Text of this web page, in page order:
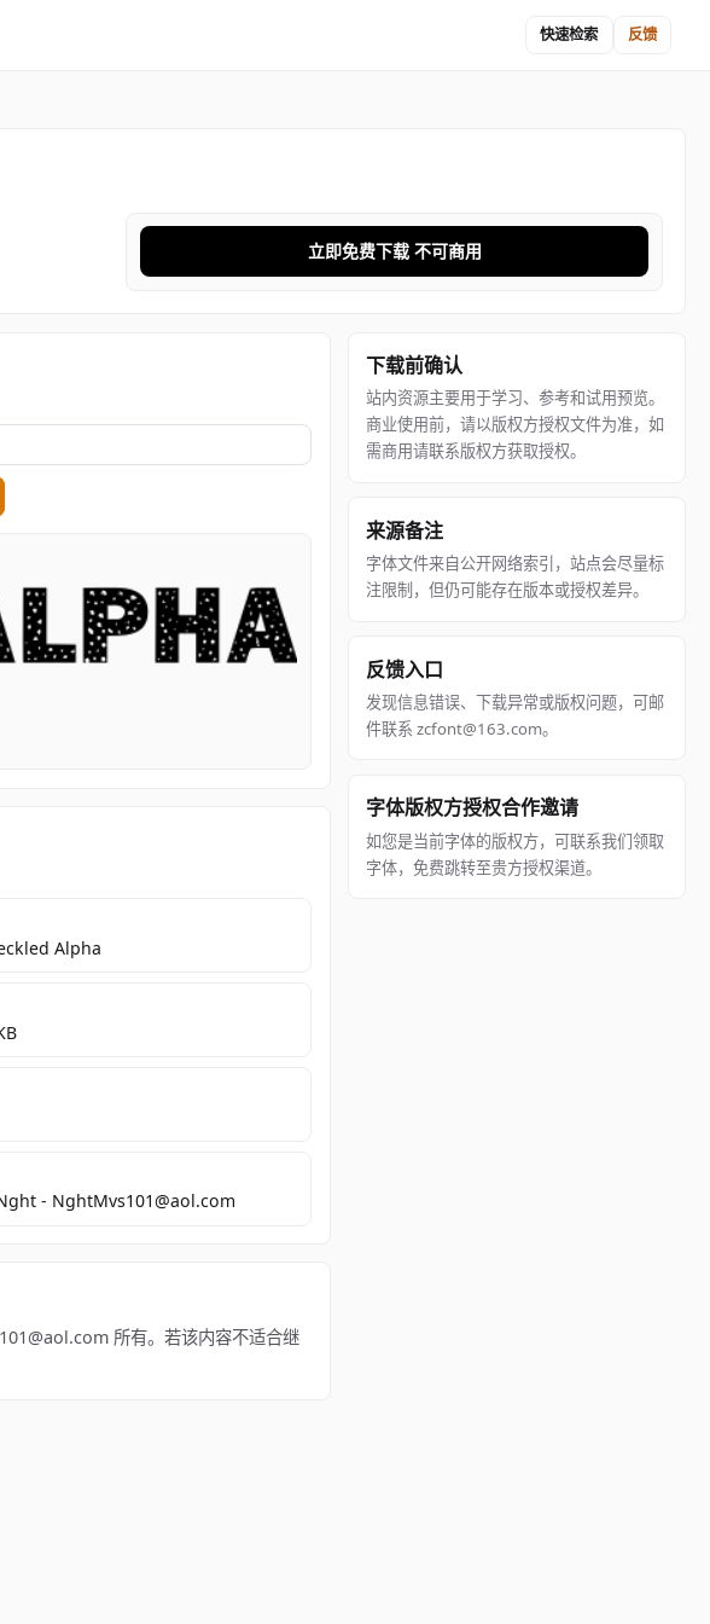
快速检索 反馈
立即免费下载 不可商用
Alpha
- NghtMvs101@aol.com
所有。若该内容不适合继
下载前确认
站内资源主要用于学习、参考和试用预览。
商业使用前，请以版权方授权文件为准，如
需商用请联系版权方获取授权。
来源备注
字体文件来自公开网络索引，站点会尽量标
注限制，但仍可能存在版本或授权差异。
反馈入口
发现信息错误、下载异常或版权问题，可邮
件联系 zcfont@163.com。
字体版权方授权合作邀请
如您是当前字体的版权方，可联系我们领取
字体，免费跳转至贵方授权渠道。